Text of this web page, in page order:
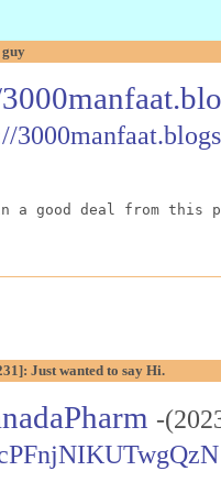
guy
a good deal from this
Just wanted to say Hi.
-